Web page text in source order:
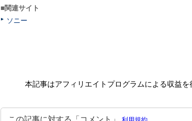
■関連サイト
ソニー
本記事はアフィリエイトプログラムによる収益